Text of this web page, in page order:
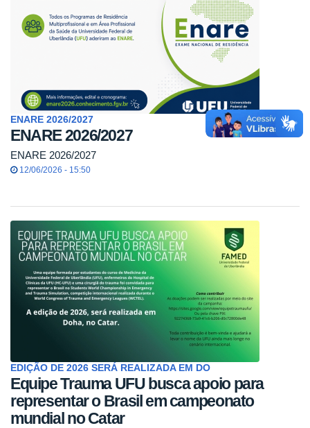
ENARE 2026/2027
ENARE 2026/2027
ENARE 2026/2027
12/06/2026 - 15:50
EDIÇÃO DE 2026 SERÁ REALIZADA EM DO
Equipe Trauma UFU busca apoio para
representar o Brasil em campeonato
mundial no Catar